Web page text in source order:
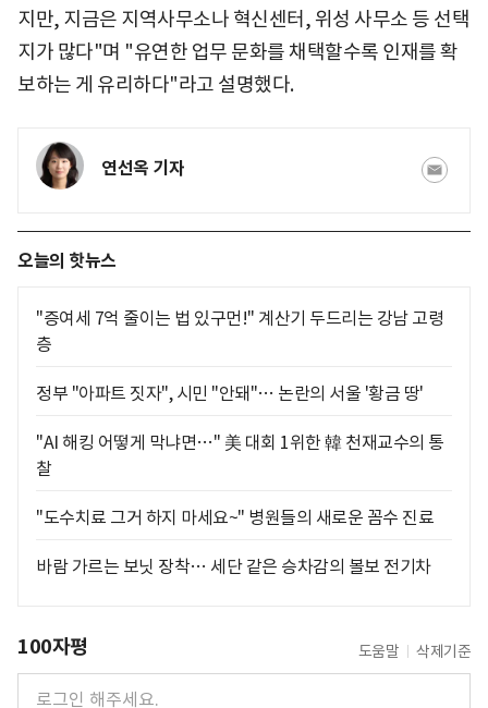
지만, 지금은 지역사무소나 혁신센터, 위성 사무소 등 선택
지가 많다"며 "유연한 업무 문화를 채택할수록 인재를 확
보하는 게 유리하다"라고 설명했다.
연선옥 기자
오늘의 핫뉴스
"증여세 7억 줄이는 법 있구먼!" 계산기 두드리는 강남 고령
층
정부 "아파트 짓자", 시민 "안돼"… 논란의 서울 '황금 땅'
"AI 해킹 어떻게 막냐면…" 美 대회 1위한 韓 천재교수의 통
찰
"도수치료 그거 하지 마세요~" 병원들의 새로운 꼼수 진료
바람 가르는 보닛 장착… 세단 같은 승차감의 볼보 전기차
100자평 도움말 삭제기준